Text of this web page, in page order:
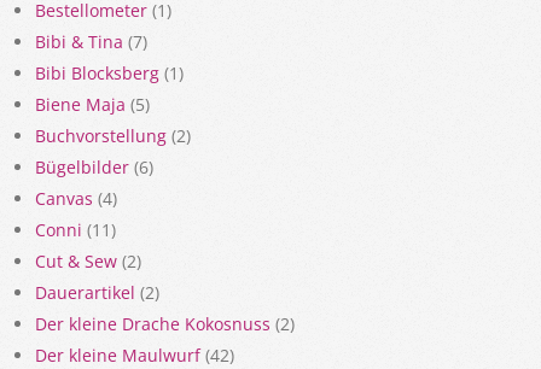
Bestellometer (1)
Bibi & Tina (7)
Bibi Blocksberg (1)
Biene Maja (5)
Buchvorstellung (2)
Bügelbilder (6)
Canvas (4)
Conni (11)
Cut & Sew (2)
Dauerartikel (2)
Der kleine Drache Kokosnuss (2)
Der kleine Maulwurf(42)